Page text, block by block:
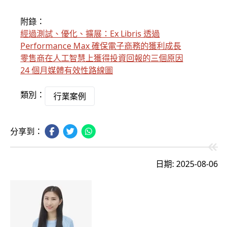
附錄：
經過測試、優化、擴展：Ex Libris 透過
Performance Max 確保電子商務的獲利成長
零售商在人工智慧上獲得投資回報的三個原因
24 個月媒體有效性路線圖
類別： 行業案例
分享到：
日期: 2025-08-06